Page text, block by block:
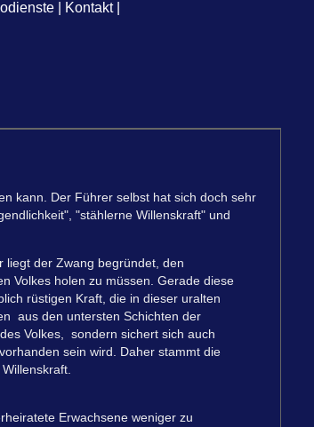
Kontakt|
kann. Der Führer selbst hat sich doch sehr
"stählerne Willenskraft" und
liegt der Zwang begründet, den
Volkes holen zu müssen. Gerade diese
rüstigen Kraft, die in dieser uralten
aus den untersten Schichten der
Volkes, sondern sichert sich auch
sein wird. Daher stammt die
Erwachsene weniger zu